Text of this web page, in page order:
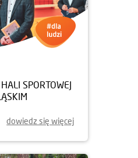
SPORTOWEJ
dowiedz się więcej